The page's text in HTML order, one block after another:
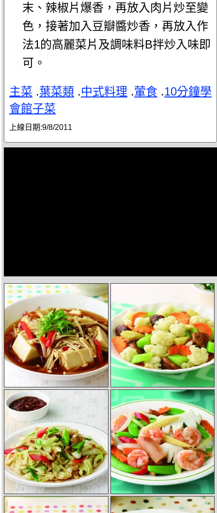
末、辣椒片爆香，再放入肉片炒至變
色，接著加入豆瓣醬炒香，再放入作
法1的高麗菜片及調味料B拌炒入味即
可。
主菜 .葉菜類 .中式料理 .葷食 .10分鐘學
會館子菜
上線日期:9/8/2011